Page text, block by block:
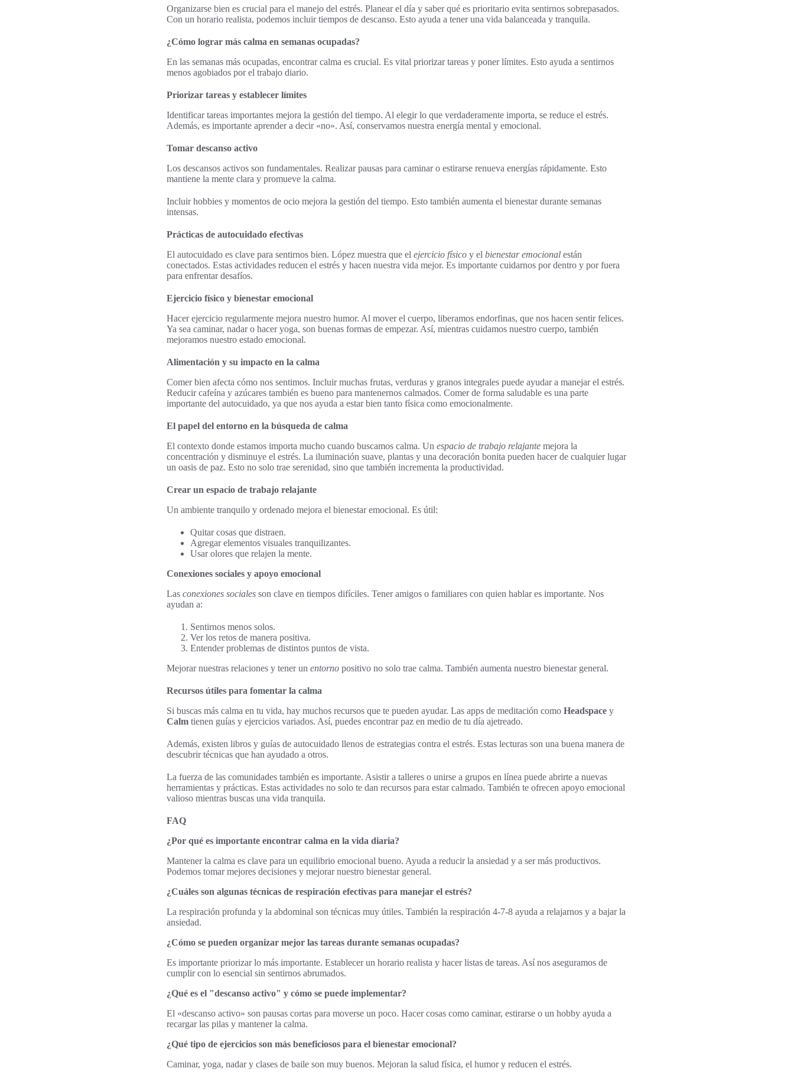
Organizarse bien es crucial para el manejo del estrés. Planear el día y saber qué es prioritario evita sentirnos sobrepasados.
Con un horario realista, podemos incluir tiempos de descanso. Esto ayuda a tener una vida balanceada y tranquila.
¿Cómo lograr más calma en semanas ocupadas?
En las semanas más ocupadas, encontrar calma es crucial. Es vital priorizar tareas y poner límites. Esto ayuda a sentirnos
menos agobiados por el trabajo diario.
Priorizar tareas y establecer límites
Identificar tareas importantes mejora la gestión del tiempo. Al elegir lo que verdaderamente importa, se reduce el estrés.
Además, es importante aprender a decir «no». Así, conservamos nuestra energía mental y emocional.
Tomar descanso activo
Los descansos activos son fundamentales. Realizar pausas para caminar o estirarse renueva energías rápidamente. Esto
mantiene la mente clara y promueve la calma.
Incluir hobbies y momentos de ocio mejora la gestión del tiempo. Esto también aumenta el bienestar durante semanas
intensas.
Prácticas de autocuidado efectivas
El autocuidado es clave para sentirnos bien. López muestra que el ejercicio físico y el bienestar emocional están
conectados. Estas actividades reducen el estrés y hacen nuestra vida mejor. Es importante cuidarnos por dentro y por fuera
para enfrentar desafíos.
Ejercicio físico y bienestar emocional
Hacer ejercicio regularmente mejora nuestro humor. Al mover el cuerpo, liberamos endorfinas, que nos hacen sentir felices.
Ya sea caminar, nadar o hacer yoga, son buenas formas de empezar. Así, mientras cuidamos nuestro cuerpo, también
mejoramos nuestro estado emocional.
Alimentación y su impacto en la calma
Comer bien afecta cómo nos sentimos. Incluir muchas frutas, verduras y granos integrales puede ayudar a manejar el estrés.
Reducir cafeína y azúcares también es bueno para mantenernos calmados. Comer de forma saludable es una parte
importante del autocuidado, ya que nos ayuda a estar bien tanto física como emocionalmente.
El papel del entorno en la búsqueda de calma
El contexto donde estamos importa mucho cuando buscamos calma. Un espacio de trabajo relajante mejora la
concentración y disminuye el estrés. La iluminación suave, plantas y una decoración bonita pueden hacer de cualquier lugar
un oasis de paz. Esto no solo trae serenidad, sino que también incrementa la productividad.
Crear un espacio de trabajo relajante
Un ambiente tranquilo y ordenado mejora el bienestar emocional. Es útil:
Quitar cosas que distraen.
Agregar elementos visuales tranquilizantes.
Usar olores que relajen la mente.
Conexiones sociales y apoyo emocional
Las conexiones sociales son clave en tiempos difíciles. Tener amigos o familiares con quien hablar es importante. Nos
ayudan a:
Sentirnos menos solos.
Ver los retos de manera positiva.
Entender problemas de distintos puntos de vista.
Mejorar nuestras relaciones y tener un entorno positivo no solo trae calma. También aumenta nuestro bienestar general.
Recursos útiles para fomentar la calma
Si buscas más calma en tu vida, hay muchos recursos que te pueden ayudar. Las apps de meditación como Headspace y
Calm tienen guías y ejercicios variados. Así, puedes encontrar paz en medio de tu día ajetreado.
Además, existen libros y guías de autocuidado llenos de estrategias contra el estrés. Estas lecturas son una buena manera de
descubrir técnicas que han ayudado a otros.
La fuerza de las comunidades también es importante. Asistir a talleres o unirse a grupos en línea puede abrirte a nuevas
herramientas y prácticas. Estas actividades no solo te dan recursos para estar calmado. También te ofrecen apoyo emocional
valioso mientras buscas una vida tranquila.
FAQ
¿Por qué es importante encontrar calma en la vida diaria?
Mantener la calma es clave para un equilibrio emocional bueno. Ayuda a reducir la ansiedad y a ser más productivos.
Podemos tomar mejores decisiones y mejorar nuestro bienestar general.
¿Cuáles son algunas técnicas de respiración efectivas para manejar el estrés?
La respiración profunda y la abdominal son técnicas muy útiles. También la respiración 4-7-8 ayuda a relajarnos y a bajar la
ansiedad.
¿Cómo se pueden organizar mejor las tareas durante semanas ocupadas?
Es importante priorizar lo más importante. Establecer un horario realista y hacer listas de tareas. Así nos aseguramos de
cumplir con lo esencial sin sentirnos abrumados.
¿Qué es el "descanso activo" y cómo se puede implementar?
El «descanso activo» son pausas cortas para moverse un poco. Hacer cosas como caminar, estirarse o un hobby ayuda a
recargar las pilas y mantener la calma.
¿Qué tipo de ejercicios son más beneficiosos para el bienestar emocional?
Caminar, yoga, nadar y clases de baile son muy buenos. Mejoran la salud física, el humor y reducen el estrés.